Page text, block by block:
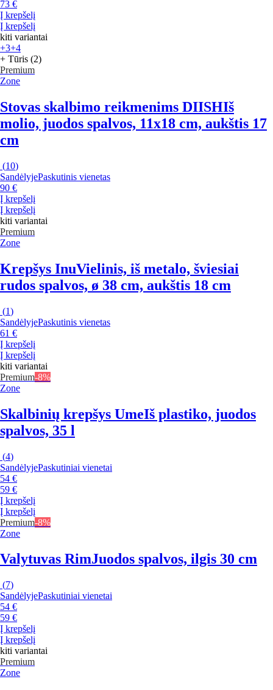
73 €
Į krepšelį
Į krepšelį
kiti variantai
+3+4
+ Tūris (2)
Premium
Zone
Stovas skalbimo reikmenims DIISHIš
molio, juodos spalvos, 11x18 cm, aukštis 17
cm
(10)
SandėlyjePaskutinis vienetas
90 €
Į krepšelį
Į krepšelį
kiti variantai
Premium
Zone
Krepšys InuVielinis, iš metalo, šviesiai
rudos spalvos, ø 38 cm, aukštis 18 cm
(1)
SandėlyjePaskutinis vienetas
61 €
Į krepšelį
Į krepšelį
kiti variantai
Premium-8%
Zone
Skalbinių krepšys UmeIš plastiko, juodos
spalvos, 35 l
(4)
SandėlyjePaskutiniai vienetai
54 €
59 €
Į krepšelį
Į krepšelį
Premium-8%
Zone
Valytuvas RimJuodos spalvos, ilgis 30 cm
(7)
SandėlyjePaskutiniai vienetai
54 €
59 €
Į krepšelį
Į krepšelį
kiti variantai
Premium
Zone